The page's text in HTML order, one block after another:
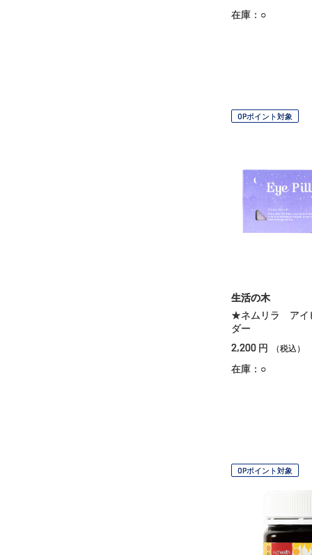
在庫：○
OPポイント対象
生活の木
★ネムリラ アイ
ダー
2,200 円 （税込）
在庫：○
OPポイント対象